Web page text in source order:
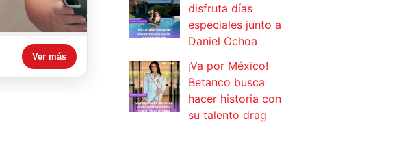
Ver más
disfruta días
especiales junto a
Daniel Ochoa
¡Va por México!
Betanco busca
hacer historia con
su talento drag